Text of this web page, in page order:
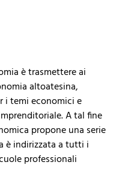
è trasmettere ai
altoatesina,
i temi economici e
A tal fine
propone una serie
è indirizzata a tutti i
professionali